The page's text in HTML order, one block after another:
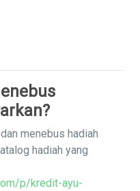
menebus hadiah
hadiah yang
p/kredit-ayu-